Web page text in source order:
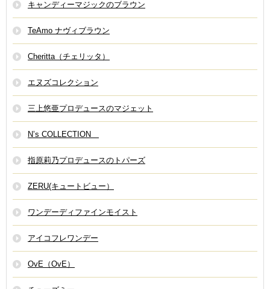
キャンディーマジックのブラウン
TeAmo ナヴィブラウン
Cheritta（チェリッタ）
エヌズコレクション
三上悠亜プロデュースのマジェット
N’s COLLECTION
指原莉乃プロデュースのトパーズ
ZERU(キュートビュー）
ワンデーディファインモイスト
アイコフレワンデー
OvE（OvE）